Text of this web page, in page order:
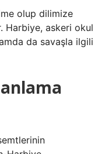
olup dilimize
Harbiye, askeri okul
da savaşla ilgili